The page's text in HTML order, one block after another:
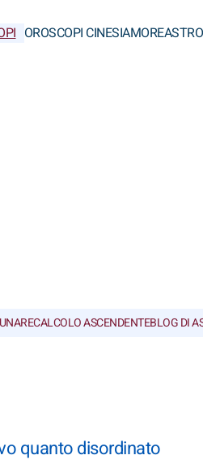
OROSCOPI CINESIAMORE
CALCOLO ASCENDENTEBLOG DI
quanto disordinato